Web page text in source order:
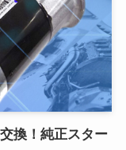
換！純正スター